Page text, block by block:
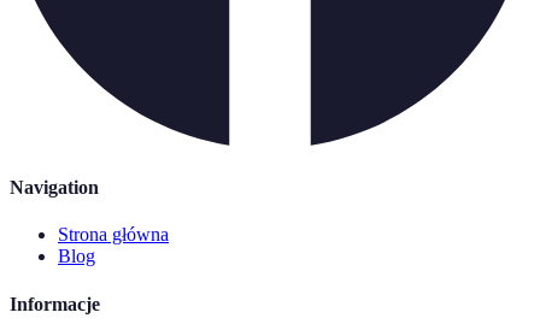
Navigation
Strona główna
Blog
Informacje